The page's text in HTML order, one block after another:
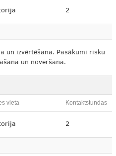
2
un izvērtēšana. Pasākumi risku
un novēršanā.
vieta Kontaktstundas
2